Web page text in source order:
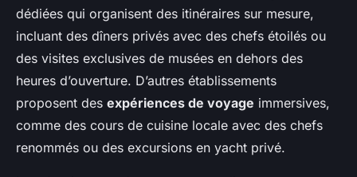
dédiées qui organisent des itinéraires sur mesure,
incluant des dîners privés avec des chefs étoilés ou
des visites exclusives de musées en dehors des
heures d’ouverture. D’autres établissements
proposent des expériences de voyage immersives,
comme des cours de cuisine locale avec des chefs
renommés ou des excursions en yacht privé.